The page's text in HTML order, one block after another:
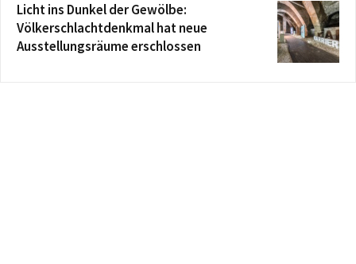
Licht ins Dunkel der Gewölbe:
Völkerschlachtdenkmal hat neue
Ausstellungsräume erschlossen